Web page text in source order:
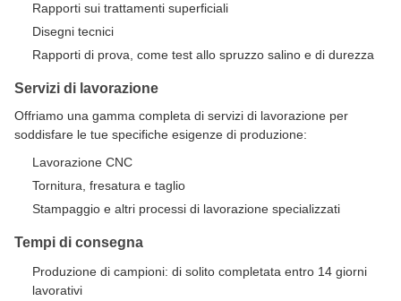
Rapporti sui trattamenti superficiali
Disegni tecnici
Rapporti di prova, come test allo spruzzo salino e di durezza
Servizi di lavorazione
Offriamo una gamma completa di servizi di lavorazione per
soddisfare le tue specifiche esigenze di produzione:
Lavorazione CNC
Tornitura, fresatura e taglio
Stampaggio e altri processi di lavorazione specializzati
Tempi di consegna
Produzione di campioni: di solito completata entro 14 giorni
lavorativi